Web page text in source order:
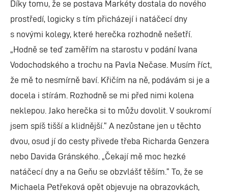
Díky tomu, že se postava Markéty dostala do nového
prostředí, logicky s tím přicházejí i natáčecí dny
s novými kolegy, které herečka rozhodně nešetří.
„Hodně se teď zaměřím na starostu v podání Ivana
Vodochodského a trochu na Pavla Nečase. Musím říct,
že mě to nesmírně baví. Křičím na ně, podávám si je a
docela i stírám. Rozhodně se mi před nimi kolena
neklepou. Jako herečka si to můžu dovolit. V soukromí
jsem spíš tišší a klidnější.“ A nezůstane jen u těchto
dvou, osud jí do cesty přivede třeba Richarda Genzera
nebo Davida Gránského. „Čekají mě moc hezké
natáčecí dny a na Geňu se obzvlášť těším.“ To, že se
Michaela Petřeková opět objevuje na obrazovkách,